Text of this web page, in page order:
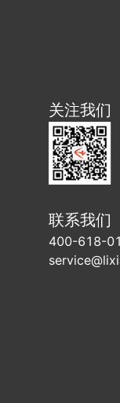
关注我们
联系我们
400-618-